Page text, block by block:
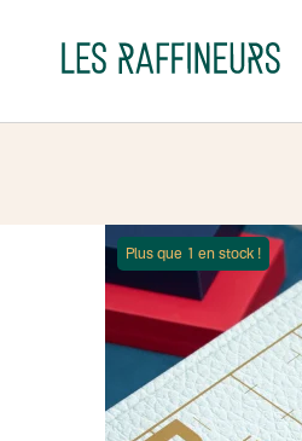
Plus que 1 en stock !